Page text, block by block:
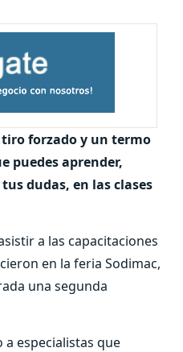
forzado y un termo
puedes aprender,
dudas, en las clases
a las capacitaciones
en la feria Sodimac,
una segunda
a especialistas que